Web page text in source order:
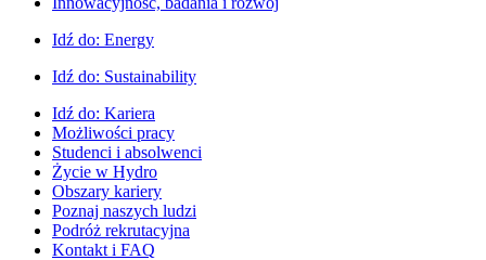
Idź do: Energy
Idź do: Sustainability
Idź do: Kariera
Możliwości pracy
Studenci i absolwenci
Życie w Hydro
Obszary kariery
Poznaj naszych ludzi
Podróż rekrutacyjna
Kontakt i FAQ